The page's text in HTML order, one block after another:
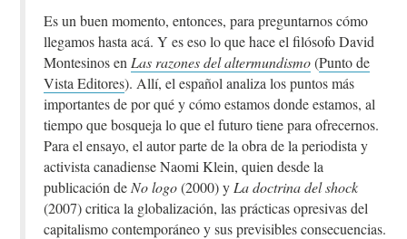
Es un buen momento, entonces, para preguntarnos cómo
llegamos hasta acá. Y es eso lo que hace el filósofo David
Montesinos en Las razones del altermundismo(Punto de
Vista Editores). Allí, el español analiza los puntos más
importantes de por qué y cómo estamos donde estamos, al
tiempo que bosqueja lo que el futuro tiene para ofrecernos.
Para el ensayo, el autor parte de la obra de la periodista y
activista canadiense Naomi Klein, quien desde la
publicación de No logo(2000) y La doctrina del shock
(2007) critica la globalización, las prácticas opresivas del
capitalismo contemporáneo y sus previsibles consecuencias.